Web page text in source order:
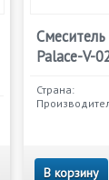
Смеситель
Palace-V-
Страна:
В корзину